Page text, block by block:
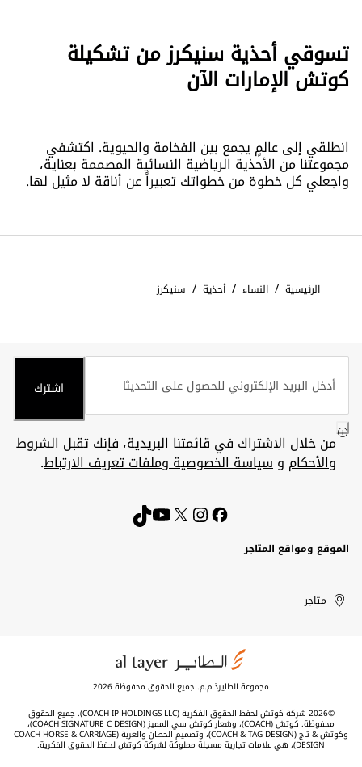
تسوقي أحذية سنيكرز من تشكيلة
كوتش الإمارات الآن
انطلقي إلى عالمٍ يجمع بين الفخامة والحيوية. اكتشفي
مجموعتنا من الأحذية الرياضية النسائية المصممة بعناية،
واجعلي كل خطوة من خطواتك تعبيراً عن أناقة لا مثيل لها.
الرئيسية / النساء / أحذية / سنيكرز
اشترك
من خلال الاشتراك في قائمتنا البريدية، فإنك تقبلالشروط
والأحكام وسياسة الخصوصية وملفات تعريف الارتباط.
الموقع ومواقع المتاجر
United
Arab
Kuwait
الإمارات
العربية
الكويت
متاجر
مجموعة الطايرذ.م.م. جميع الحقوق محفوظة 2026
©2026 شركة كوتش لحفظ الحقوق الفكرية (COACH IP HOLDINGS LLC). جميع الحقوق
محفوظة. كوتش (COACH)، وشعار كوتش سي المميز (COACH SIGNATURE C DESIGN)،
وكوتش & تاج (COACH & TAG DESIGN)، وتصميم الحصان والعربة (COACH HORSE & CARRIAGE
DESIGN)، هي علامات تجارية مسجلة مملوكة لشركة كوتش لحفظ الحقوق الفكرية.